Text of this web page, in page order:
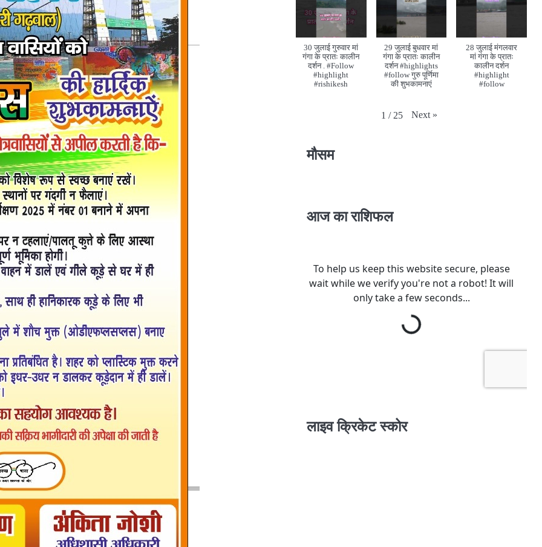
30 जुलाई गुरुवार मां
गंगा के प्रातः कालीन
दर्शन . #Follow
#highlight
#rishikesh
29 जुलाई बुधवार मां
गंगा के प्रातः कालीन
दर्शन #highlights
#follow गुरु पूर्णिमा
की शुभकामनाएं
28 जुलाई मंगलवार
मां गंगा के प्रातः
कालीन दर्शन
#highlight
#follow
1 / 25 Next »
मौसम
आज का राशिफल
लाइव क्रिकेट स्कोर